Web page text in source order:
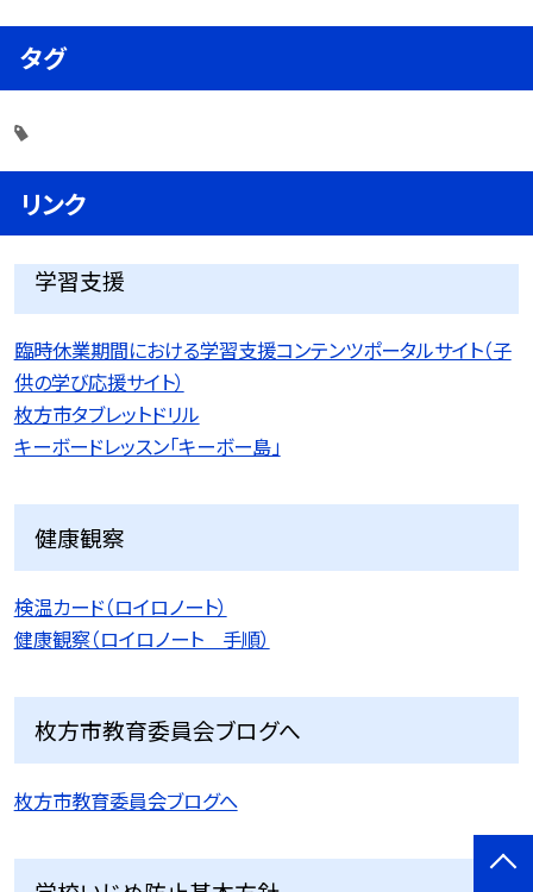
タグ
リンク
学習支援
臨時休業期間における学習支援コンテンツポータルサイト（子
供の学び応援サイト）
枚方市タブレットドリル
キーボードレッスン「キーボー島」
健康観察
検温カード（ロイロノート）
健康観察（ロイロノート 手順）
枚方市教育委員会ブログへ
枚方市教育委員会ブログへ